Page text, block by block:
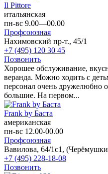
Il Pittore
итальянская
пн-вс 9.00—00.00
Профсоюзная
Нахимовский пр-т., 45/1
+7 (495) 120 30 45
Позвонить
Хорошее обслуживание,
веранда. Можно ходить с
персонал очень дружелюбно
большие. На первом...
Frank by Баста
американская
пн-вс 12.00-00.00
Профсоюзная
Вавилова, 64/1с1,
+7 (495) 228-18-08
Позвонить